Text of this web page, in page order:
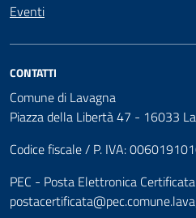
Eventi
CONTATTI
Comune di Lavagna
Piazza della Libertà 47 - 16033
Codice fiscale / P. IVA:
PEC - Posta Elettronica